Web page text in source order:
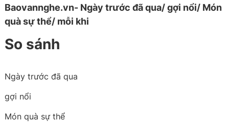
Baovannghe.vn- Ngày trước đã qua/ gợi nổi/ Món
quà sự thể/ mỗi khi
So sánh
Ngày trước đã qua
gợi nổi
Món quà sự thể